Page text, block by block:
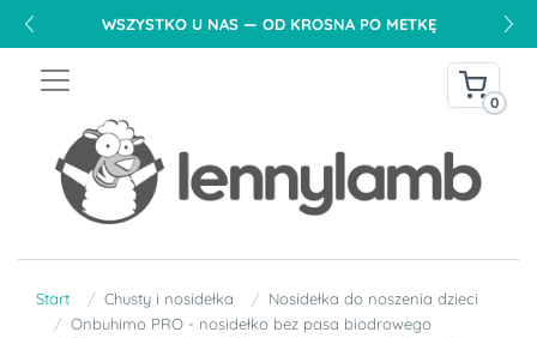
WSZYSTKO U NAS — OD KROSNA PO METKĘ
0
Start Chusty i nosidełka
Nosidełka do noszenia dzieci
Onbuhimo PRO - nosidełko bez pasa biodrowego